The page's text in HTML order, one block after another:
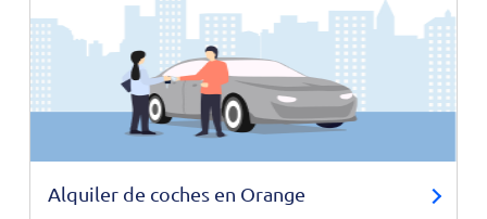
Alquiler de coches en Orange